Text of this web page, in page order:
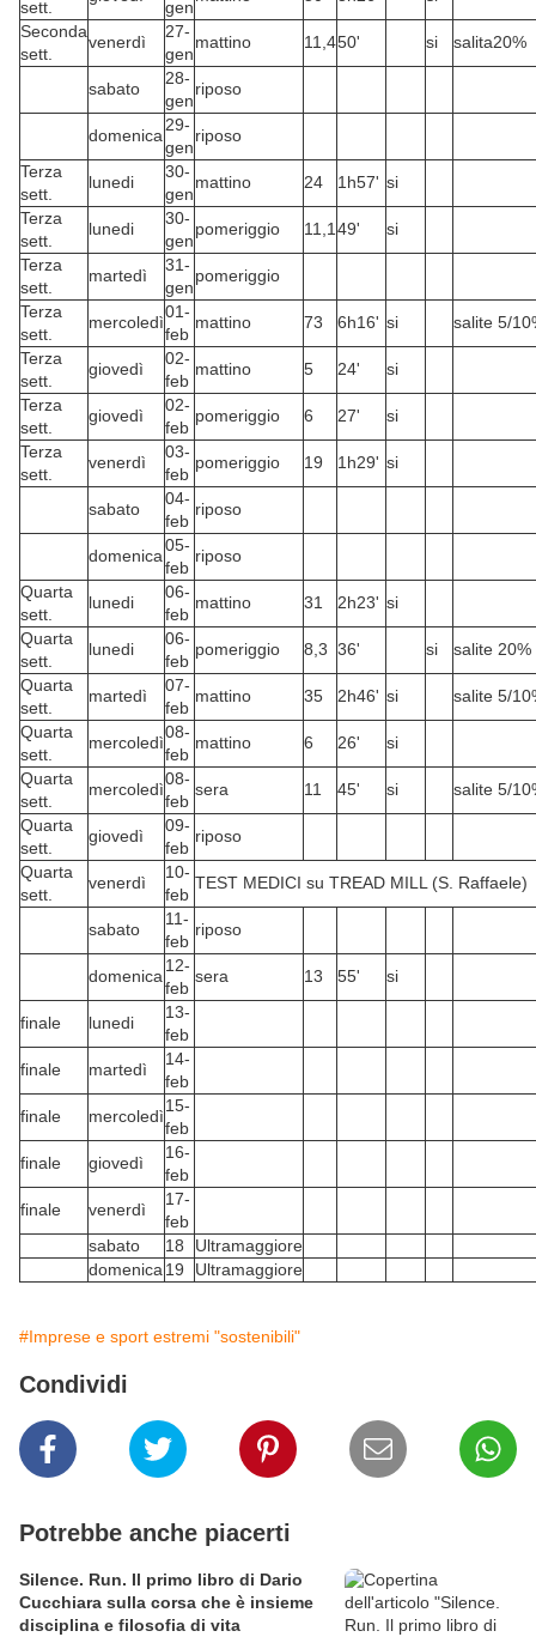
sett. gen
Seconda
sett.
venerdì
27-
gen
mattino 11,450' si salita20%
sabato
28-
gen
riposo
domenica
29-
gen
riposo
Terza
sett.
lunedi
30-
gen
mattino 24 1h57' si
Terza
sett.
lunedi
30-
gen
pomeriggio 11,1 49'
si
Terza
sett.
martedì
31-
gen
pomeriggio
Terza
sett.
mercoledì
01-
feb
mattino 73 6h16' si
salite 5/
Terza
sett.
giovedì
02-
feb
mattino 5 24'
si
Terza
sett.
giovedì
02-
feb
pomeriggio 6 27'
si
Terza
sett.
venerdì
03-
feb
pomeriggio 19 1h29' si
sabato
04-
feb
riposo
domenica
05-
feb
riposo
Quarta
sett.
lunedi
06-
feb
mattino 31 2h23' si
Quarta
sett.
lunedi
06-
feb
pomeriggio 8,3 36' si
salite 20%
Quarta
sett.
martedì
07-
feb
mattino 35 2h46' si
salite 5/
Quarta
sett.
mercoledì
08-
feb
mattino 6 26'
si
Quarta
sett.
mercoledì
08-
feb
sera 11 45' si
salite 5/
Quarta
sett.
giovedì
09-
feb
riposo
Quarta
sett.
venerdì
10-
feb
TEST MEDICI su TREAD MILL (S. Raffaele)
sabato
11-
feb
riposo
domenica
12-
feb
sera 13 55' si
finale lunedi
13-
feb
finale
martedì
14-
feb
finale
mercoledì
15-
feb
finale
giovedì
16-
feb
finale
venerdì
17-
feb
sabato
18
Ultramaggiore
domenica 19 Ultramaggiore
#Imprese e sport estremi "sostenibili"
Condividi
Potrebbe anche piacerti
Silence. Run. Il primo libro di Dario
Cucchiara sulla corsa che è insieme
disciplina e filosofia di vita